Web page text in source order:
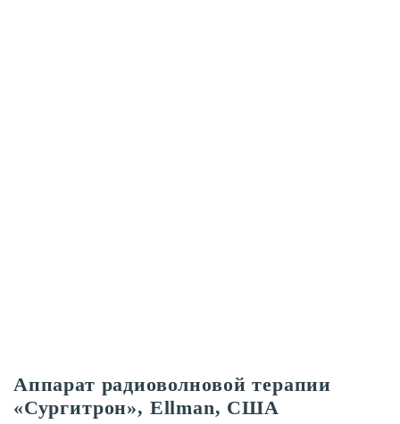
Аппарат радиоволновой терапии
«Сургитрон», Ellman, США